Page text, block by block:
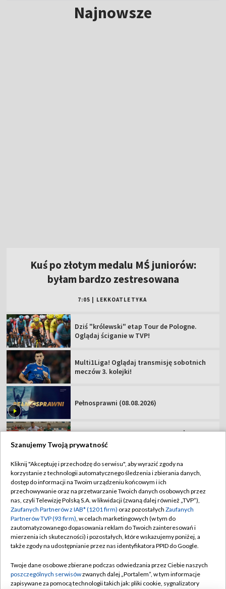
Najnowsze
Multi1Liga! Oglądaj transmisję sobotnich
meczów 3. kolejki!
Zawisza Bydgoszcz – Resovia [NA ŻYWO].
Podhale Nowy Targ – Hutnik Kraków [NA
TVP
Abonament TVP
Sklep TVP
Biuro Reklamy
Oferta Handlowa
Emisja w TVP
Regulamin TVP
Polityka prywatności
Moje zgody
Biuro reklamy
Szanujemy Twoją prywatność
Kliknij "Akceptuję i przechodzę do serwisu", aby wyrazić zgody na
korzystanie z technologii automatycznego śledzenia i zbierania danych,
dostęp do informacji na Twoim urządzeniu końcowym i ich
przechowywanie oraz na przetwarzanie Twoich danych osobowych przez
nas, czyli Telewizję Polską S.A. w likwidacji (zwaną dalej również „TVP”),
Zaufanych Partnerów z IAB* (1201 firm) oraz pozostałych Zaufanych
Partnerów TVP (93 firm), w celach marketingowych (w tym do
zautomatyzowanego dopasowania reklam do Twoich zainteresowań i
mierzenia ich skuteczności) i pozostałych, które wskazujemy poniżej, a
także zgody na udostępnianie przez nas identyfikatora PPID do Google.
Twoje dane osobowe zbierane podczas odwiedzania przez Ciebie naszych
poszczególnych serwisówzwanych dalej „Portalem”, w tym informacje
zapisywane za pomocą technologii takich jak: pliki cookie, sygnalizatory